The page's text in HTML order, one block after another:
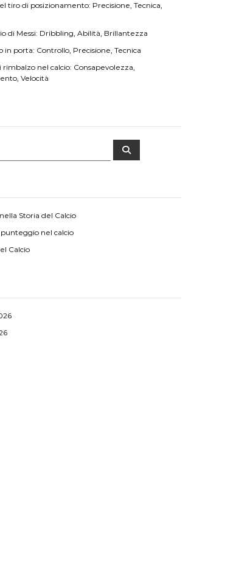
tiro di posizionamento: Precisione, Tecnica,
di Messi: Dribbling, Abilità, Brillantezza
in porta: Controllo, Precisione, Tecnica
nel calcio: Consapevolezza,
Velocità
S
Storia del Calcio
nel calcio
Calcio